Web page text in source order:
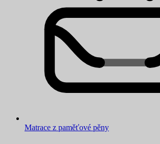
Matrace z paměťové pěny